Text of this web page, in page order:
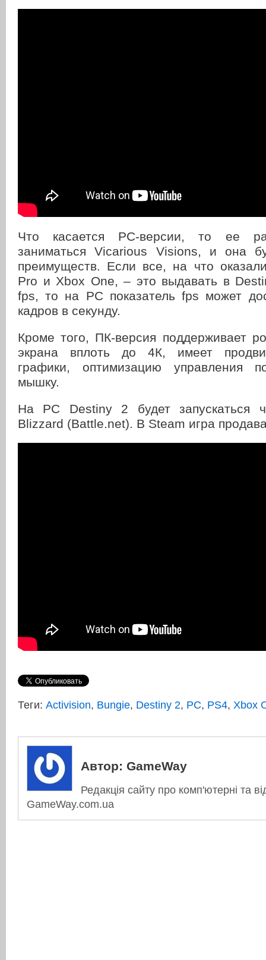
Что касается PC-версии, то ее
заниматься Vicarious Visions, и она
преимуществ. Если все, на что
Pro и Xbox One, – это выдавать в
fps, то на PC показатель fps может
кадров в секунду.
Кроме того, ПК-версия поддерживает
экрана вплоть до 4К, имеет
графики, оптимизацию управления
мышку.
На PC Destiny 2 будет запускаться
Blizzard (Battle.net). В Steam игра
Теги: Activision, Bungie, Destiny 2, PC, PS4, Xbox
Автор: GameWay
Редакція сайту про комп'ютерні та
GameWay.com.ua